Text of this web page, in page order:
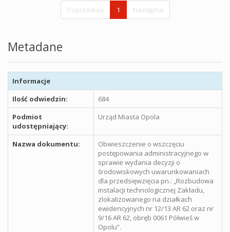
Poprzednia
1 Następna
Metadane
Informacje
Ilość odwiedzin:
684
Podmiot
udostępniający:
Urząd Miasta Opola
Nazwa dokumentu:
Obwieszczenie o wszczęciu
postępowania administracyjnego w
sprawie wydania decyzji o
środowiskowych uwarunkowaniach
dla przedsięwzięcia pn.: „Rozbudowa
instalacji technologicznej Zakładu,
zlokalizowanego na działkach
ewidencyjnych nr 12/13 AR 62 oraz nr
9/16 AR 62, obręb 0061 Półwieś w
Opolu”.